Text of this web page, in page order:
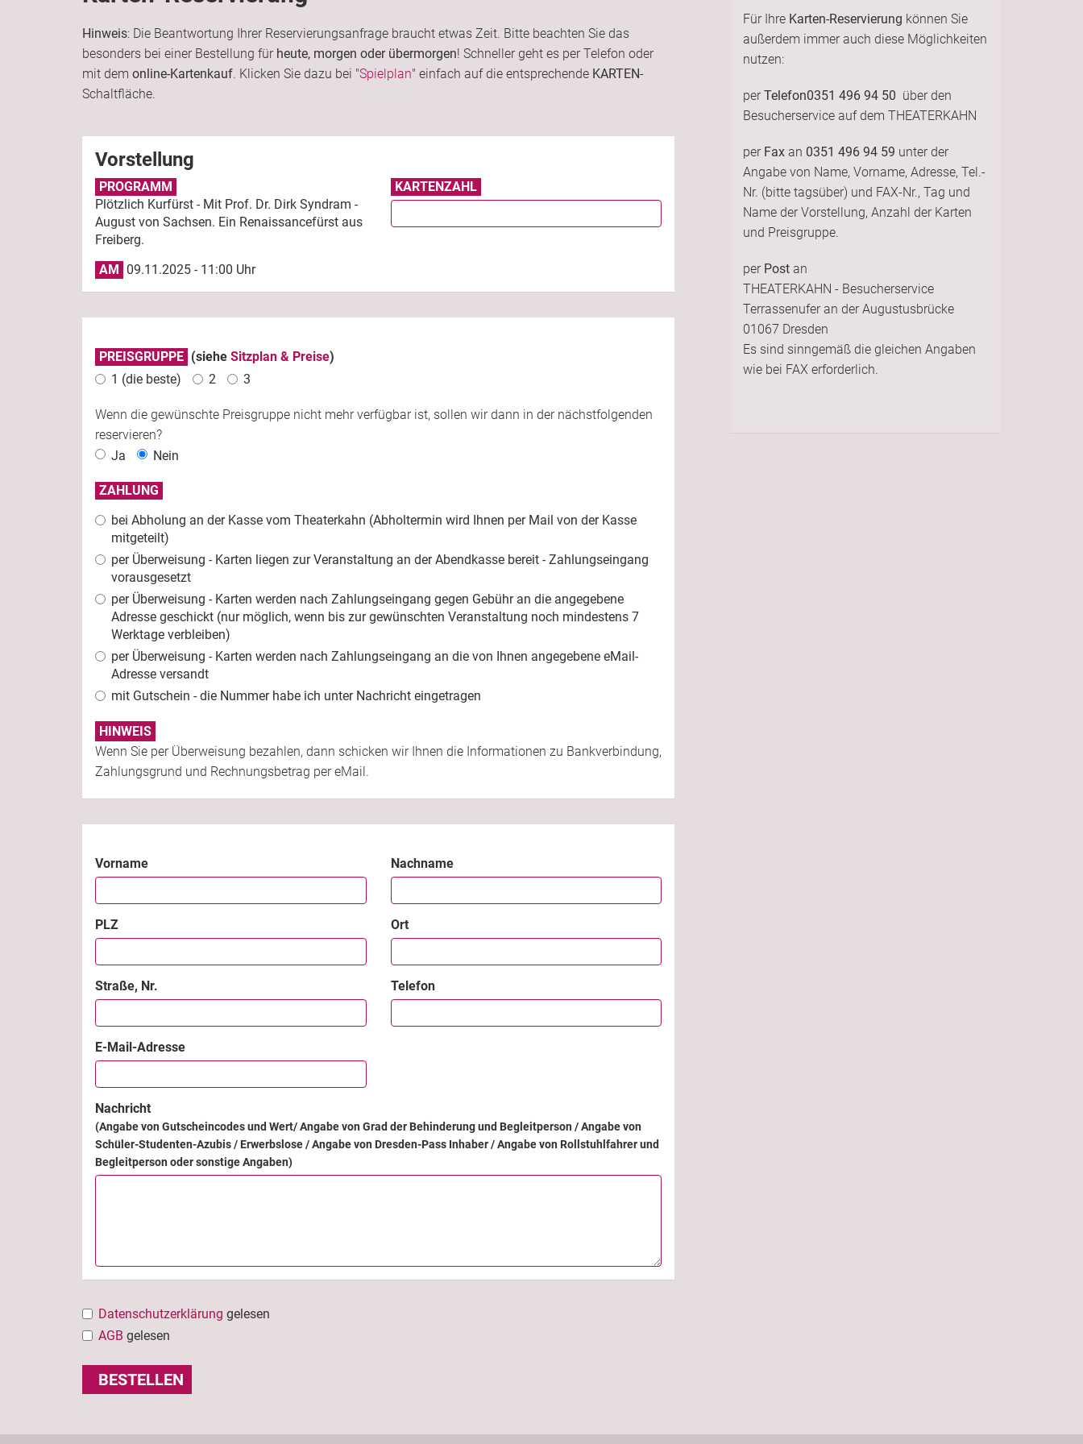
Hinweis: Die Beantwortung Ihrer Reservierungsanfrage braucht etwas Zeit. Bitte beachten Sie das
besonders bei einer Bestellung für heute, morgen oder übermorgen! Schneller geht es per Telefon oder
mit dem online-Kartenkauf. Klicken Sie dazu bei "Spielplan" einfach auf die entsprechende KARTEN-
Schaltfläche.
Vorstellung
PROGRAMM
Plötzlich Kurfürst - Mit Prof. Dr. Dirk Syndram -
August von Sachsen. Ein Renaissancefürst aus
Freiberg.
AM 09.11.2025 - 11:00 Uhr
KARTENZAHL
PREISGRUPPE (siehe Sitzplan & Preise)
1 (die beste)
2 3
Wenn die gewünschte Preisgruppe nicht mehr verfügbar ist, sollen wir dann in der nächstfolgenden
reservieren?
Ja
Nein
ZAHLUNG
bei Abholung an der Kasse vom Theaterkahn (Abholtermin wird Ihnen per Mail von der Kasse
mitgeteilt)
per Überweisung - Karten liegen zur Veranstaltung an der Abendkasse bereit - Zahlungseingang
vorausgesetzt
per Überweisung - Karten werden nach Zahlungseingang gegen Gebühr an die angegebene
Adresse geschickt (nur möglich, wenn bis zur gewünschten Veranstaltung noch mindestens 7
Werktage verbleiben)
per Überweisung - Karten werden nach Zahlungseingang an die von Ihnen angegebene eMail-
Adresse versandt
mit Gutschein - die Nummer habe ich unter Nachricht eingetragen
HINWEIS
Wenn Sie per Überweisung bezahlen, dann schicken wir Ihnen die Informationen zu Bankverbindung,
Zahlungsgrund und Rechnungsbetrag per eMail.
Vorname Nachname
PLZ Ort
Straße, Nr. Telefon
E-Mail-Adresse
Nachricht
(Angabe von Gutscheincodes und Wert/ Angabe von Grad der Behinderung und Begleitperson / Angabe von
Schüler-Studenten-Azubis / Erwerbslose / Angabe von Dresden-Pass Inhaber / Angabe von Rollstuhlfahrer und
Begleitperson oder sonstige Angaben)
Datenschutzerklärung gelesen
AGB gelesen
BESTELLEN
Für Ihre Karten-Reservierung können Sie
außerdem immer auch diese Möglichkeiten
nutzen:
perTelefon0351 496 94 50 über den
Besucherservice auf dem THEATERKAHN
per Fax an 0351 496 94 59 unter der
Angabe von Name, Vorname, Adresse, Tel.-
Nr. (bitte tagsüber) und FAX-Nr., Tag und
Name der Vorstellung, Anzahl der Karten
und Preisgruppe.
per Post an
THEATERKAHN - Besucherservice
Terrassenufer an der Augustusbrücke
01067 Dresden
Es sind sinngemäß die gleichen Angaben
wie bei FAX erforderlich.